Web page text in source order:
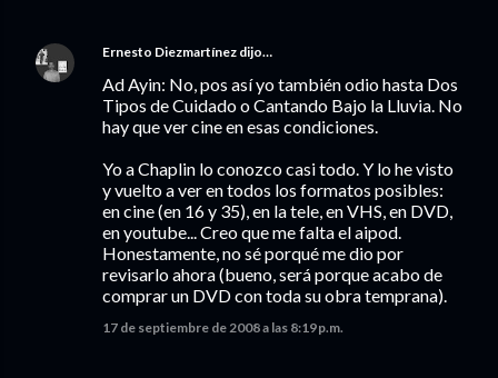
Ernesto Diezmartínez dijo…
Ad Ayin: No, pos así yo también odio hasta Dos
Tipos de Cuidado o Cantando Bajo la Lluvia. No
hay que ver cine en esas condiciones.
Yo a Chaplin lo conozco casi todo. Y lo he visto
y vuelto a ver en todos los formatos posibles:
en cine (en 16 y 35), en la tele, en VHS, en DVD,
en youtube... Creo que me falta el aipod.
Honestamente, no sé porqué me dio por
revisarlo ahora (bueno, será porque acabo de
comprar un DVD con toda su obra temprana).
17 de septiembre de 2008 a las 8:19 p.m.